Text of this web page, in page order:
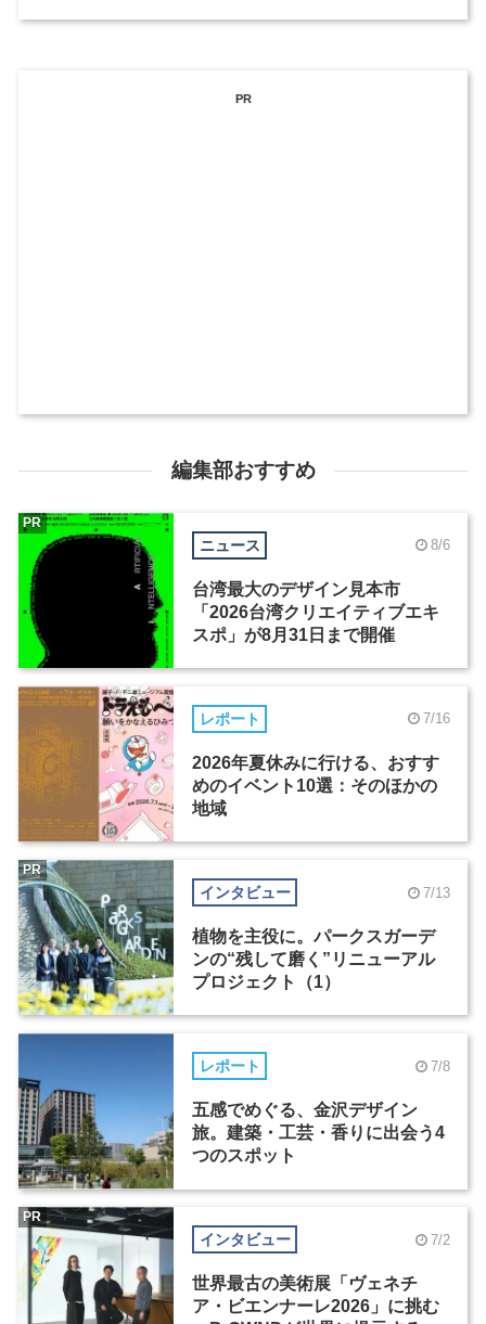
PR
編集部おすすめ
ニュース 8/6
台湾最大のデザイン見本市
「2026台湾クリエイティブエキ
スポ」が8月31日まで開催
PR
レポート 7/16
2026年夏休みに行ける、おすす
めのイベント10選：そのほかの
地域
インタビュー 7/13
植物を主役に。パークスガーデ
ンの“残して磨く”リニューアル
プロジェクト（1）
PR
レポート 7/8
五感でめぐる、金沢デザイン
旅。建築・工芸・香りに出会う4
つのスポット
インタビュー 7/2
世界最古の美術展「ヴェネチ
ア・ビエンナーレ2026」に挑む
PR